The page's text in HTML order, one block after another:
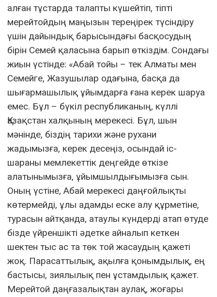
алған тұстарда талапты күшейтіп, тіпті
мерейтойдың маңызын тереңірек түсіндіру
үшін дайындық барысындағы басқосудың
бірін Семей қаласына барып өткіздім. Сондағы
жиын үстінде: «Абай тойы – тек Алматы мен
Семейге, Жазушылар одағына, басқа да
шығармашылық ұйымдарға ғана керек шаруа
емес. Бұл – бүкіл республиканың, күллі
Қазақстан халқының мерекесі. Бұл, шын
мәнінде, біздің тарихи және рухани
жадымызға, керек десеңіз, осындай іс-
шараны мемлекеттік деңгейде өткізе
алатынымызға, ұйымшылдығымызға сын.
Оның үстіне, Абай мерекесі даңғойлықты
көтермейді, ұлы адамды еске алу құрметіне,
турасын айтқанда, атаулы күндерді атап өтуде
бізде үйреншікті әдетке айналып кеткен
шектен тыс ас та төк той жасаудың қажеті
жоқ. Парасаттылық, ақылға қонымдылық, ең
бастысы, зиялылық пен ұстамдылық қажет.
Мерейтой даңғазалықтан аулақ, жоғары